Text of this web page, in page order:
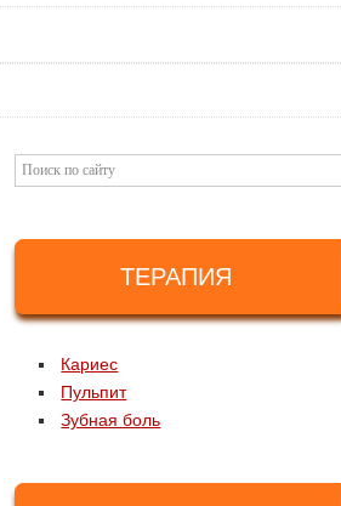
ТЕРАПИЯ
Кариес
Пульпит
Зубная боль